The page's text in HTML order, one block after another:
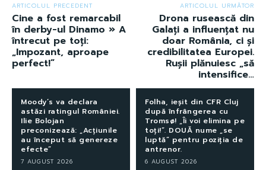
ARTICOLUL PRECEDENT
Cine a fost remarcabil
în derby-ul Dinamo » A
întrecut pe toți:
„Impozant, aproape
perfect!”
ARTICOLUL URMĂTOR
Drona rusească din
Galați a influențat nu
doar România, ci și
credibilitatea Europei.
Rușii plănuiesc „să
intensifice…
Moody’s va declara
astăzi ratingul României.
Ilie Bolojan
preconizează: „Acțiunile
au început să genereze
efecte”
7 AUGUST 2026
Folha, ieșit din CFR Cluj
după înfrângerea cu
Tromsø! „Îi voi elimina pe
toți!”. DOUĂ nume „se
luptă” pentru poziția de
antrenor.
6 AUGUST 2026